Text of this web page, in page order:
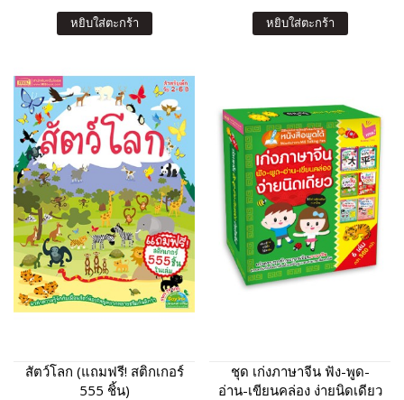
หยิบใส่ตะกร้า หยิบใส่ตะกร้า
สัตว์โลก (แถมฟรี! สติกเกอร์
555 ชิ้น)
ชุด เก่งภาษาจีน ฟัง-พูด-
อ่าน-เขียนคล่อง ง่ายนิดเดียว